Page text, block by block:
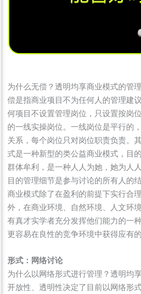
为什么无偿？透明均享商业模式的管
偿是指商业项目不为任何人的管理建
何项目不设置管理岗位，只设置按岗
的一线实操岗位。一线岗位是平行的
关系，每个岗位只对岗位职责负责。
式是一种新型的类公益商业模式，目
群体牟利，是一种人人为她，她为人
目的管理细节是参与讨论的所有人的
商业模式除了在盈利的前提下实行合
外，在商业环境、自然环境、人文环
有真才实学者充分发挥他们能力的一
更容易在良性的竞争环境中获得应有的
形式：网络讨论
为什么以网络形式进行管理？透明均
开放性、透明性决定了目前以网络形